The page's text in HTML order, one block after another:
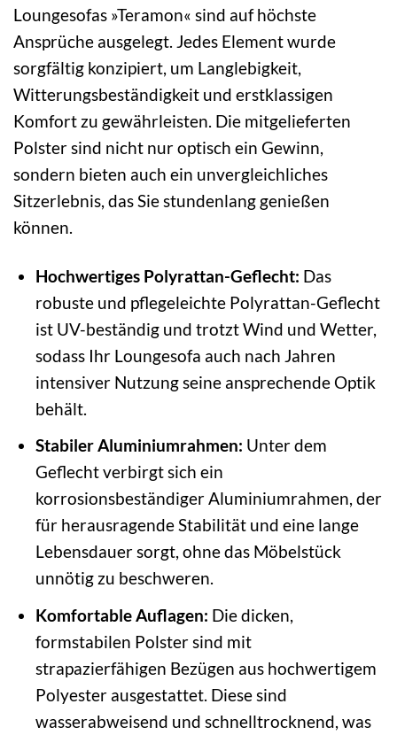
Loungesofas »Teramon« sind auf höchste
Ansprüche ausgelegt. Jedes Element wurde
sorgfältig konzipiert, um Langlebigkeit,
Witterungsbeständigkeit und erstklassigen
Komfort zu gewährleisten. Die mitgelieferten
Polster sind nicht nur optisch ein Gewinn,
sondern bieten auch ein unvergleichliches
Sitzerlebnis, das Sie stundenlang genießen
können.
Hochwertiges Polyrattan-Geflecht: Das
robuste und pflegeleichte Polyrattan-Geflecht
ist UV-beständig und trotzt Wind und Wetter,
sodass Ihr Loungesofa auch nach Jahren
intensiver Nutzung seine ansprechende Optik
behält.
Stabiler Aluminiumrahmen: Unter dem
Geflecht verbirgt sich ein
korrosionsbeständiger Aluminiumrahmen, der
für herausragende Stabilität und eine lange
Lebensdauer sorgt, ohne das Möbelstück
unnötig zu beschweren.
Komfortable Auflagen: Die dicken,
formstabilen Polster sind mit
strapazierfähigen Bezügen aus hochwertigem
Polyester ausgestattet. Diese sind
wasserabweisend und schnelltrocknend, was